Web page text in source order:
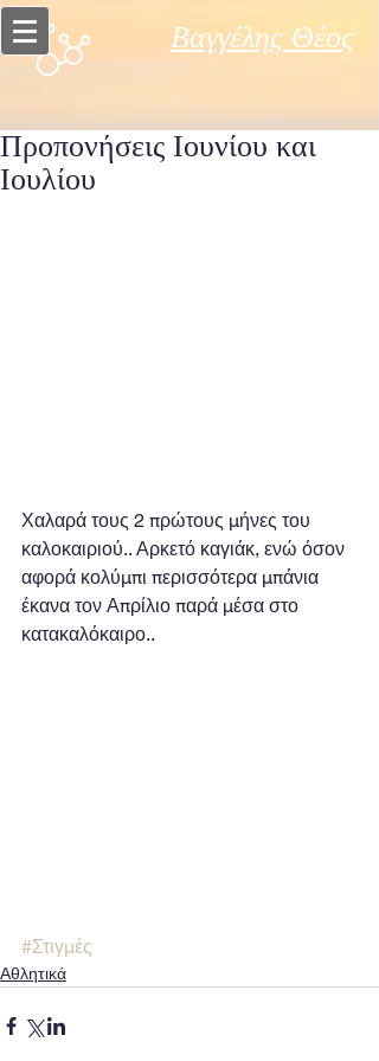
Βαγγέλης Θέος
Προπονήσεις Ιουνίου και
Ιουλίου
Χαλαρά τους 2 πρώτους μήνες του
καλοκαιριού.. Αρκετό καγιάκ, ενώ όσον
αφορά κολύμπι περισσότερα μπάνια
έκανα τον Απρίλιο παρά μέσα στο
κατακαλόκαιρο..
#Στιγμές
Αθλητικά